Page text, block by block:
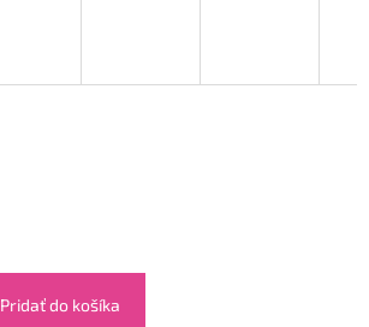
Pridať do košíka